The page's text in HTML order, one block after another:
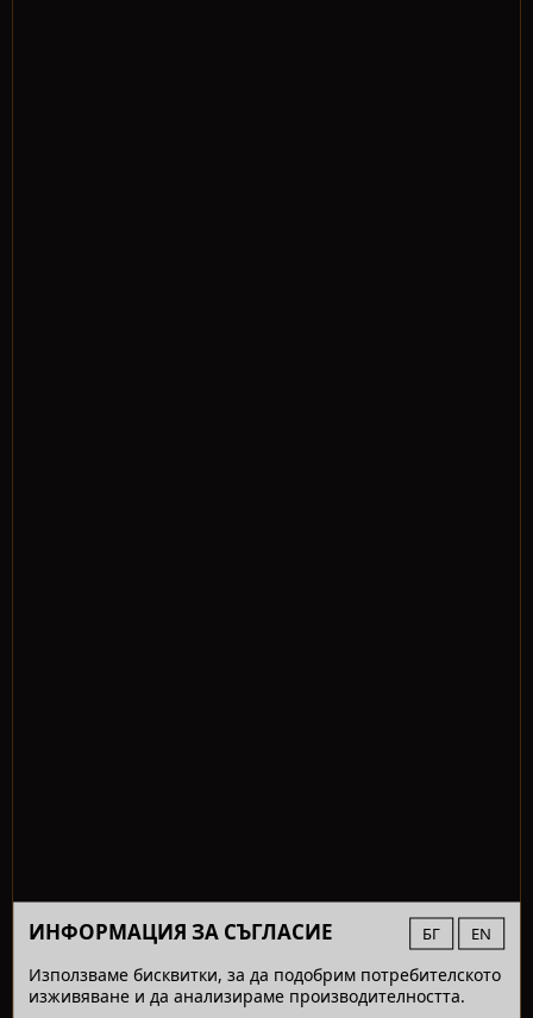
ИНФОРМАЦИЯ ЗА СЪГЛАСИЕ БГ EN
Използваме бисквитки, за да подобрим потребителското
изживяване и да анализираме производителността.